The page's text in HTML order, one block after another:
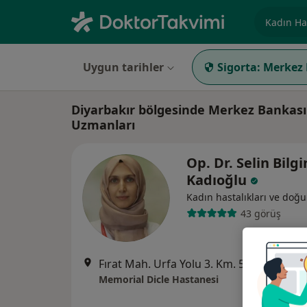
Uygun tarihler Sigorta: Merkez
Diyarbakır bölgesinde Merkez
Uzmanları
Op. Dr. Selin
Kadıoğlu
Kadın hastalıkları ve
43 görüş
Fırat Mah. Urfa Yolu 3. Km. 507. Sok. No: 150, Diyarbakır
Memorial Dicle Hastanesi